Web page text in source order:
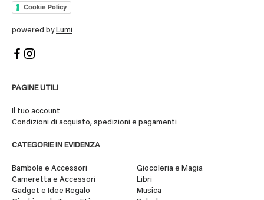
Cookie Policy
powered by Lumi
PAGINE UTILI
Il tuo account
Condizioni di acquisto, spedizioni e pagamenti
CATEGORIE IN EVIDENZA
Bambole e Accessori
Cameretta e Accessori
Gadget e Idee Regalo
Giocoleria e Magia
Libri
Musica